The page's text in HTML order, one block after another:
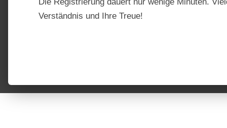
Die Registrierung dauert nur wenige Minuten.
Verständnis und Ihre Treue!